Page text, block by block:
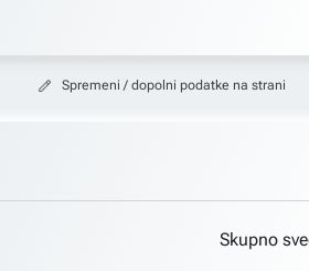
Spremeni / dopolni podatke na strani
Skupno